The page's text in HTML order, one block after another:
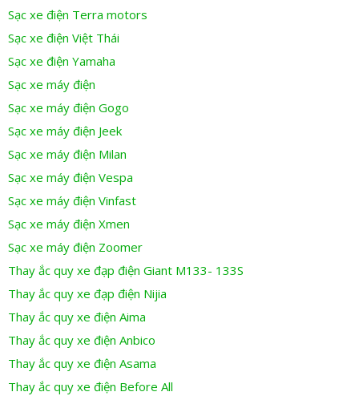
Sạc xe điện Terra motors
Sạc xe điện Việt Thái
Sạc xe điện Yamaha
Sạc xe máy điện
Sạc xe máy điện Gogo
Sạc xe máy điện Jeek
Sạc xe máy điện Milan
Sạc xe máy điện Vespa
Sạc xe máy điện Vinfast
Sạc xe máy điện Xmen
Sạc xe máy điện Zoomer
Thay ắc quy xe đạp điện Giant M133- 133S
Thay ắc quy xe đạp điện Nijia
Thay ắc quy xe điện Aima
Thay ắc quy xe điện Anbico
Thay ắc quy xe điện Asama
Thay ắc quy xe điện Before All